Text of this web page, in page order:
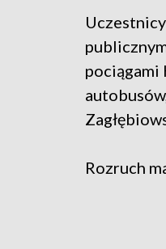
pociągami
Rozruch